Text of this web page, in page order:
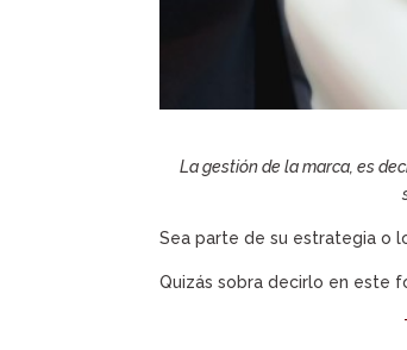
La gestión de la marca, es
Sea parte de su estrategia o
Quizás sobra decirlo en este